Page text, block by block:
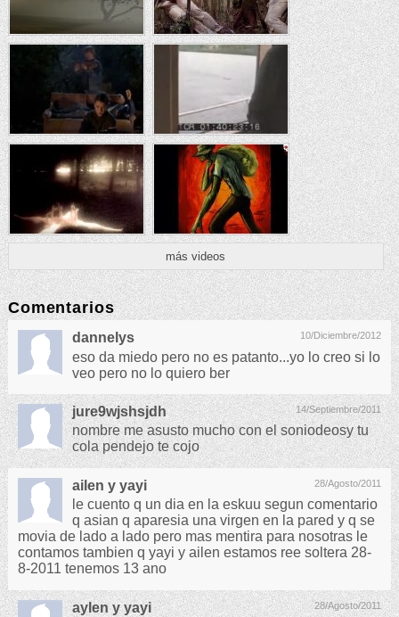
más videos
Comentarios
10/Diciembre/2012
dannelys
eso da miedo pero no es patanto...yo lo creo si lo
veo pero no lo quiero ber
14/Septiembre/2011
jure9wjshsjdh
nombre me asusto mucho con el soniodeosy tu
cola pendejo te cojo
28/Agosto/2011
ailen y yayi
le cuento q un dia en la eskuu segun comentario
q asian q aparesia una virgen en la pared y q se
movia de lado a lado pero mas mentira para nosotras le
contamos tambien q yayi y ailen estamos ree soltera 28-
8-2011 tenemos 13 ano
28/Agosto/2011
aylen y yayi